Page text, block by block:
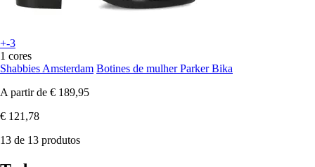
+-3
1 cores
Shabbies Amsterdam Botines de mulher Parker Bika
A partir de € 189,95
€ 121,78
13 de 13 produtos